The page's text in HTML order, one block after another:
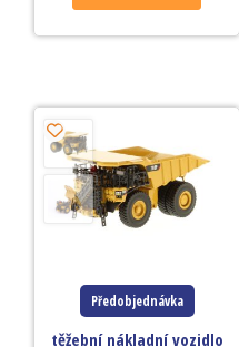
Předobjednávka
těžební nákladní vozidlo